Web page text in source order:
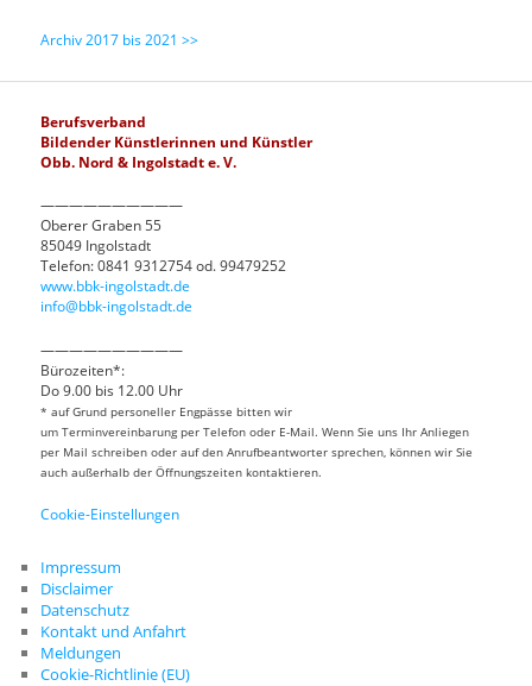
Archiv 2017 bis 2021 >>
Berufsverband
Bildender Künstlerinnen und Künstler
Obb. Nord & Ingolstadt e. V.
——————————
Oberer Graben 55
85049 Ingolstadt
Telefon: 0841 9312754 od. 99479252
www.bbk-ingolstadt.de
info@bbk-ingolstadt.de
——————————
Bürozeiten*:
Do 9.00 bis 12.00 Uhr
* auf Grund personeller Engpässe bitten wir
um Terminvereinbarung per Telefon oder E-Mail. Wenn Sie uns Ihr Anliegen
per Mail schreiben oder auf den Anrufbeantworter sprechen, können wir Sie
auch außerhalb der Öffnungszeiten kontaktieren.
Cookie-Einstellungen
Impressum
Disclaimer
Datenschutz
Kontakt und Anfahrt
Meldungen
Cookie-Richtlinie (EU)